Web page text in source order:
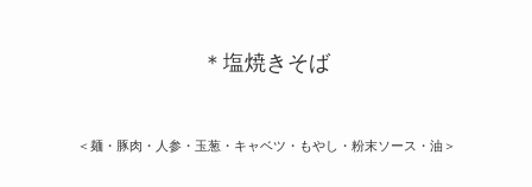
＊塩焼きそば
＜麺・豚肉・人参・玉葱・キャベツ・もやし・粉末ソース・油＞